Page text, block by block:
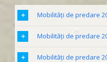
Mobilități de predare
Mobilități de predare
Mobilități de predare